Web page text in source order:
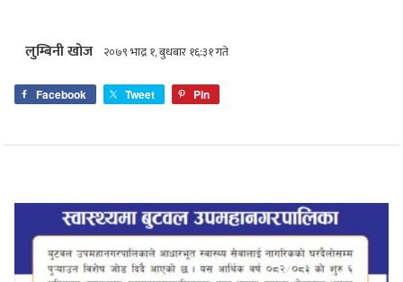
लुम्बिनी खोज २०७९ भाद्र १, बुधबार १६:३१ गते
Facebook Tweet Pin